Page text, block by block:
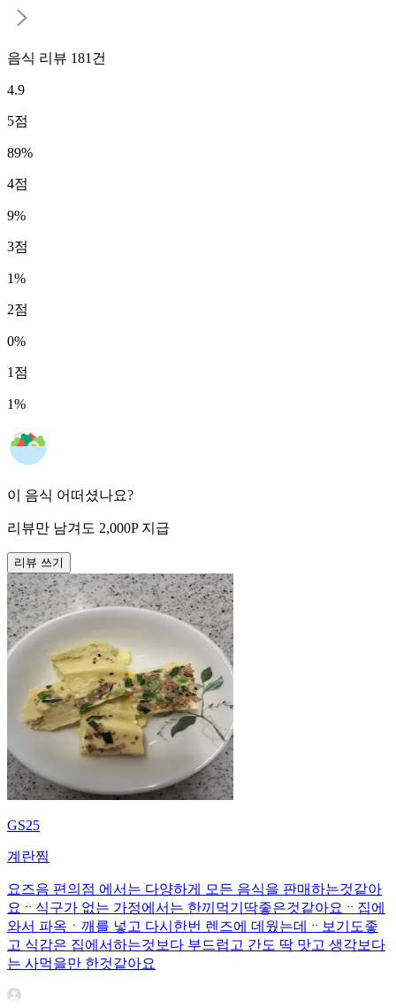
음식 리뷰 181 건
4.9
5점
89%
4점
9%
3점
1%
2점
0%
1 점
1%
이 음식 어떠셨나요?
리뷰만 남겨도 2,000P 지급
리뷰 쓰기
GS25
계란찜
요즈음 편의점 에서는 다양하게 모든 음식을 판매하는것같아
요ᆢ식구가 없는 가정에서는 한끼먹기딱좋은것같아요ᆢ집에
와서 파옥ㆍ깨를 넣고 다시한번 렌즈에 데웠는데ᆢ보기도좋
고 식감은 집에서하는것보다 부드럽고 간도 딱 맛고 생각보다
는 사먹을만 한것같아요